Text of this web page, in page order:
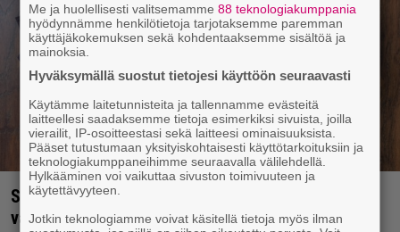
Syötkö perunoita näin? Tutkijat löysivät yhteyden
vakavaan kansansairauteen
Me ja huolellisesti valitsemamme88 teknologiakumppania
hyödynnämme henkilötietoja tarjotaksemme paremman
käyttäjäkokemuksen sekä kohdentaaksemme sisältöä ja
mainoksia.
Hyväksymällä suostut tietojesi käyttöön seuraavasti
Käytämme laitetunnisteita ja tallennamme evästeitä
laitteellesi saadaksemme tietoja esimerkiksi sivuista, joilla
vierailit, IP-osoitteestasi sekä laitteesi ominaisuuksista.
Pääset tutustumaan yksityiskohtaisesti käyttötarkoituksiin ja
teknologiakumppaneihimme seuraavalla välilehdellä.
Hylkääminen voi vaikuttaa sivuston toimivuuteen ja
käytettävyyteen.
Jotkin teknologiamme voivat käsitellä tietoja myös ilman